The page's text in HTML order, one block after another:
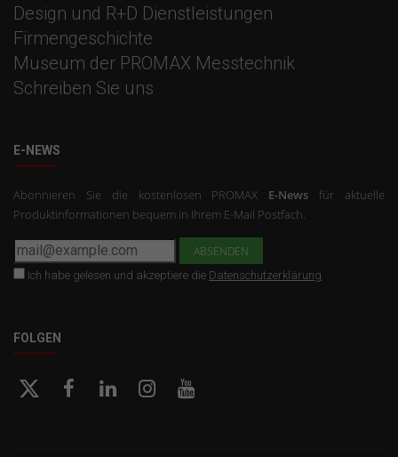
Design und R+D Dienstleistungen
Firmengeschichte
Museum der PROMAX Messtechnik
Schreiben Sie uns
E-NEWS
Abonnieren Sie die kostenlosen PROMAX E-News für aktuelle
Produktinformationen bequem in Ihrem E-Mail Postfach.
Ich habe gelesen und akzeptiere die Datenschutzerklärung
FOLGEN